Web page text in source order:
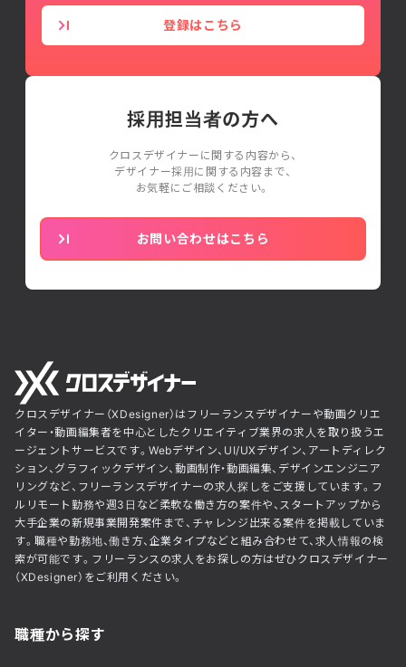
登録はこちら
採用担当者の方へ
クロスデザイナーに関する内容から、
デザイナー採用に関する内容まで、
お気軽にご相談ください。
お問い合わせはこちら
クロスデザイナー（XDesigner）はフリーランスデザイナーや動画クリエ
イター・動画編集者を中心としたクリエイティブ業界の求人を取り扱うエ
ージェントサービスです。Webデザイン、UI/UXデザイン、アートディレク
ション、グラフィックデザイン、動画制作・動画編集、デザインエンジニア
リングなど、フリーランスデザイナーの求人探しをご支援しています。フ
ルリモート勤務や週3日など柔軟な働き方の案件や、スタートアップから
大手企業の新規事業開発案件まで、チャレンジ出来る案件を掲載していま
す。職種や勤務地、働き方、企業タイプなどと組み合わせて、求人情報の検
索が可能です。フリーランスの求人をお探しの方はぜひクロスデザイナー
（XDesigner）をご利用ください。
職種から探す